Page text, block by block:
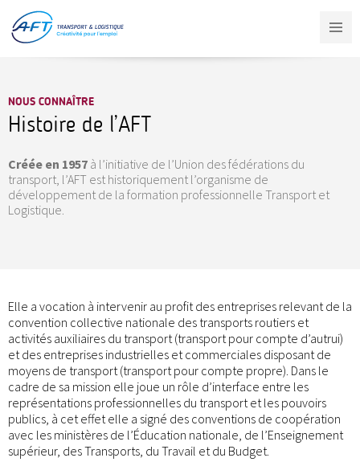
contenu
principal
NOUS CONNAÎTRE
Histoire de l’AFT
Créée en 1957 à l’initiative de l’Union des fédérations du
transport, l’AFT est historiquement l’organisme de
développement de la formation professionnelle Transport et
Logistique.
Elle a vocation à intervenir au profit des entreprises relevant de la
convention collective nationale des transports routiers et
activités auxiliaires du transport (transport pour compte d’autrui)
et des entreprises industrielles et commerciales disposant de
moyens de transport (transport pour compte propre). Dans le
cadre de sa mission elle joue un rôle d’interface entre les
représentations professionnelles du transport et les pouvoirs
publics, à cet effet elle a signé des conventions de coopération
avec les ministères de l’Éducation nationale, de l’Enseignement
supérieur, des Transports, du Travail et du Budget.